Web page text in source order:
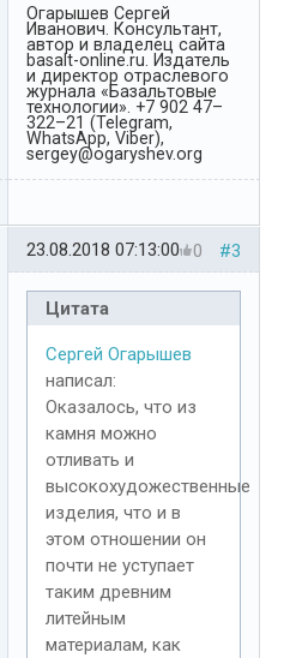
Огарышев Сергей
Иванович. Консультант,
автор и владелец сайта
basalt-online.ru. Издатель
и директор отраслевого
журнала «Базальтовые
технологии». +7 902 47–
322–21 (Telegram,
WhatsApp, Viber),
sergey@ogaryshev.org
#3
0
23.08.2018 07:13:00
Цитата
Сергей Огарышев
написал:
Оказалось, что из
камня можно
отливать и
высокохудожественные
изделия, что и в
этом отношении он
почти не уступает
таким древним
литейным
материалам, как